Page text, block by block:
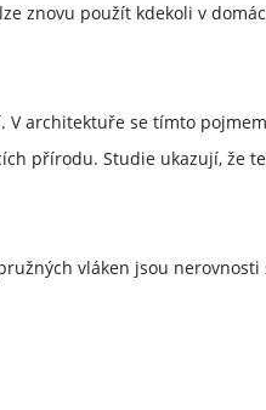
znovu použít kdekoli v
architektuře se tímto
přírodu. Studie ukazují, že
vláken jsou